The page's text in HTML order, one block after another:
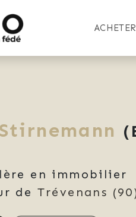
ACHETER
Stirnemann
en immobilier
de Trévenans